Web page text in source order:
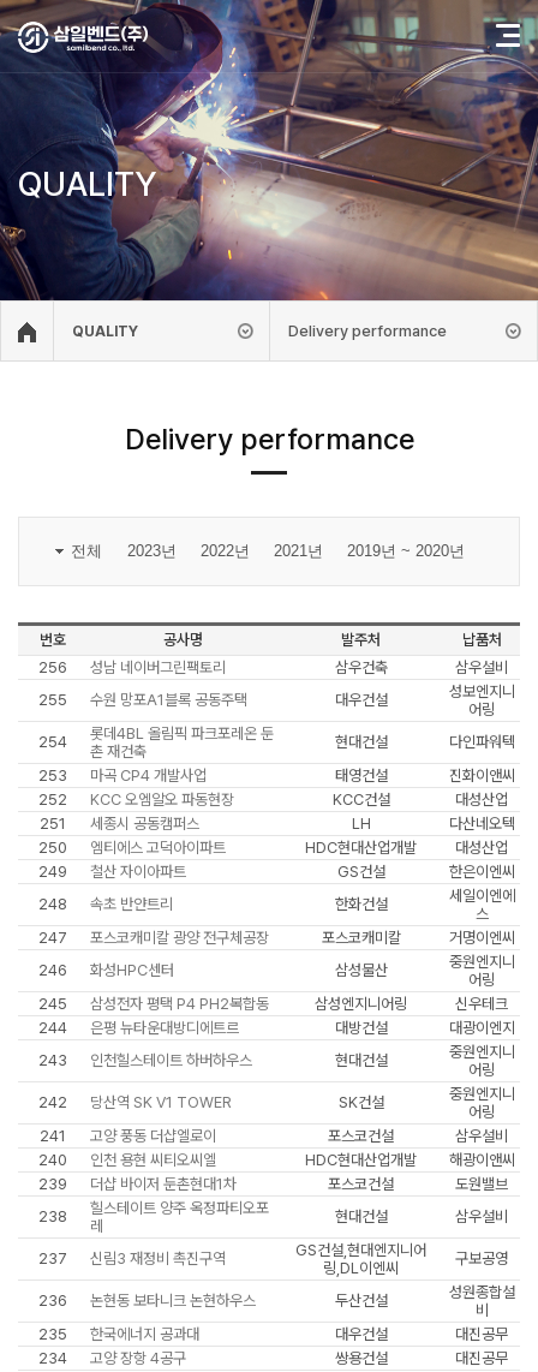
QUALITY
QUALITY Delivery performance
Delivery performance
전체 2023년 2022년 2021년 2019년 ~ 2020년
번호 공사명 발주처
납품처
256
성남 네이버그린팩토리 삼우건축
삼우설비
255
수원 망포A1블록 공동주택 대우건설
성보엔지니
어링
254
롯데4BL 올림픽 파크포레온 둔
촌 재건축
현대건설
다인파워텍
253
마곡 CP4 개발사업 태영건설
진화이앤씨
252
KCC 오엠알오 파동현장 KCC건설
대성산업
251
세종시 공동캠퍼스 LH
다산네오텍
250
엠티에스 고덕아이파트 HDC현대산업개발
대성산업
249
철산 자이아파트 GS건설
한은이엔씨
248
속초 반얀트리 한화건설
세일이엔에
스
247
포스코캐미칼 광양 전구체공장 포스코캐미칼
거명이엔씨
246
화성HPC센터 삼성물산
중원엔지니
어링
245
삼성전자 평택 P4 PH2복합동 삼성엔지니어링
신우테크
244
은평 뉴타운대방디에트르 대방건설
대광이엔지
243
인천힐스테이트 하버하우스 현대건설
중원엔지니
어링
242
당산역 SK V1 TOWER SK건설
중원엔지니
어링
241
고양 풍동 더샵엘로이 포스코건설
삼우설비
240
인천 용현 씨티오씨엘 HDC현대산업개발
해광이앤씨
239
더샵 바이저 둔촌현대1차 포스코건설
도원밸브
238
힐스테이트 양주 옥정파티오포
레
현대건설 삼우설비
237 신림3 재정비 촉진구역
GS건설,현대엔지니어
링,DL이엔씨
구보공영
236 논현동 보타니크 논현하우스 두산건설
성원종합설
비
235
한국에너지 공과대 대우건설
대진공무
234
고양 장항 4공구 쌍용건설
대진공무